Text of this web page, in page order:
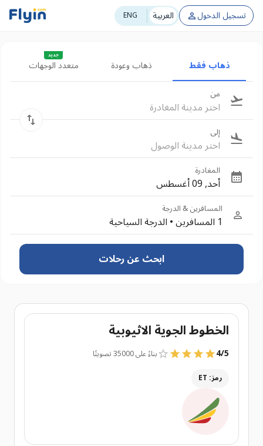
ENG العربية تسجيل الدخول
ذهاب فقط ذهاب وعودة متعدد الوجهات
جديد
من
اختر مدينة المغادرة
إلى
اختر مدينة الوصول
المغادرة
أحد, 09 أغسطس
المسافرين & الدرجة
1 المسافرين •الدرجة السياحية
ابحث عن رحلات
الخطوط الجوية الاثيوبية
4/5
بناءً على 35000 تصويتًا
رمز: ET